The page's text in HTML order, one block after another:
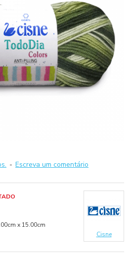
- Escreva um comentário
x 15.00cm
Cisne